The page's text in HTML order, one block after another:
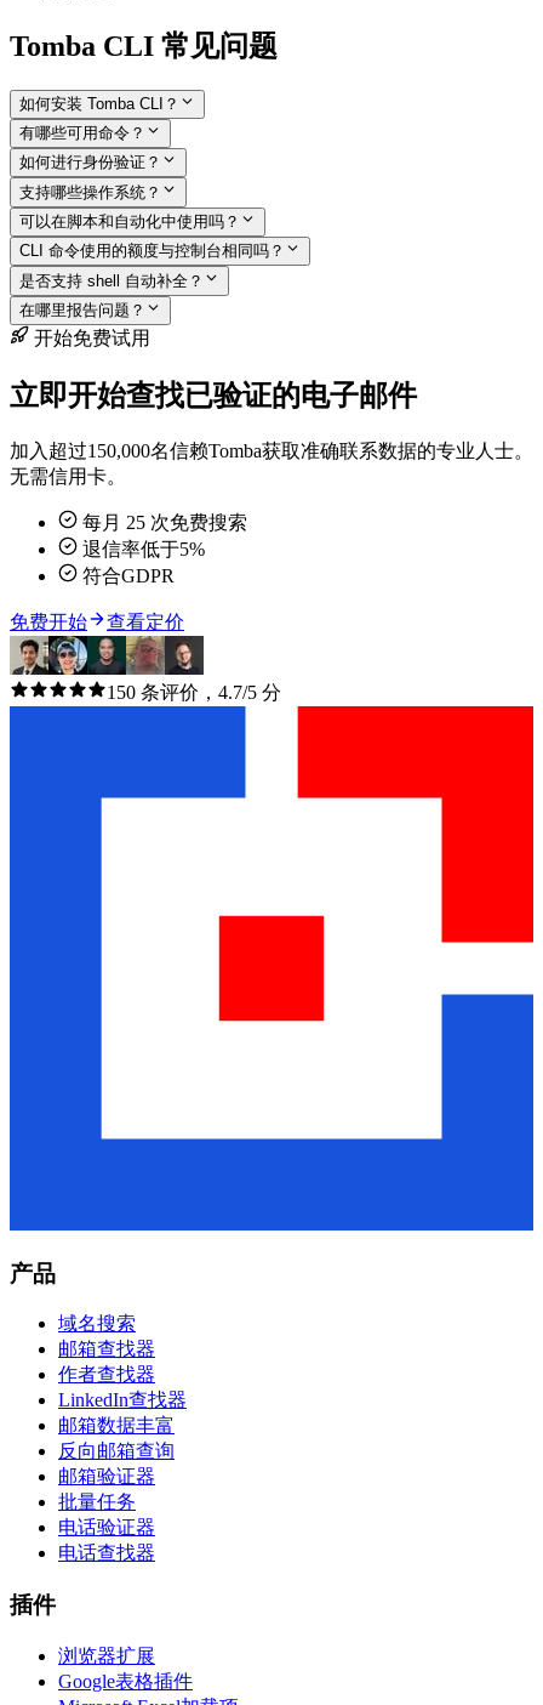
Tomba CLI 常见问题
如何安装 Tomba CLI？
有哪些可用命令？
如何进行身份验证？
支持哪些操作系统？
可以在脚本和自动化中使用吗？
CLI 命令使用的额度与控制台相同吗？
是否支持 shell 自动补全？
在哪里报告问题？
开始免费试用
立即开始查找已验证的电子邮件
加入超过150,000名信赖Tomba获取准确联系数据的专业人士。
无需信用卡。
每月 25 次免费搜索
退信率低于5%
符合GDPR
免费开始 查看定价
150 条评价，4.7/5 分
产品
域名搜索
邮箱查找器
作者查找器
LinkedIn查找器
邮箱数据丰富
反向邮箱查询
邮箱验证器
批量任务
电话验证器
电话查找器
插件
浏览器扩展
Google表格插件